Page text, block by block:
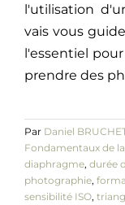
l'utilisation
vais vous
l'essentiel
prendre des
Par Daniel
Fondamentaux de
diaphragme, durée
photographie,
sensibilité ISO,